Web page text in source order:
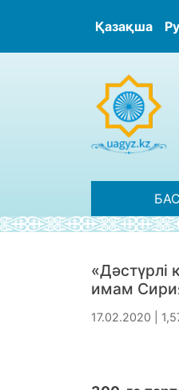
Қазақша
«Дәстүрлі
имам
17.02.2020 |